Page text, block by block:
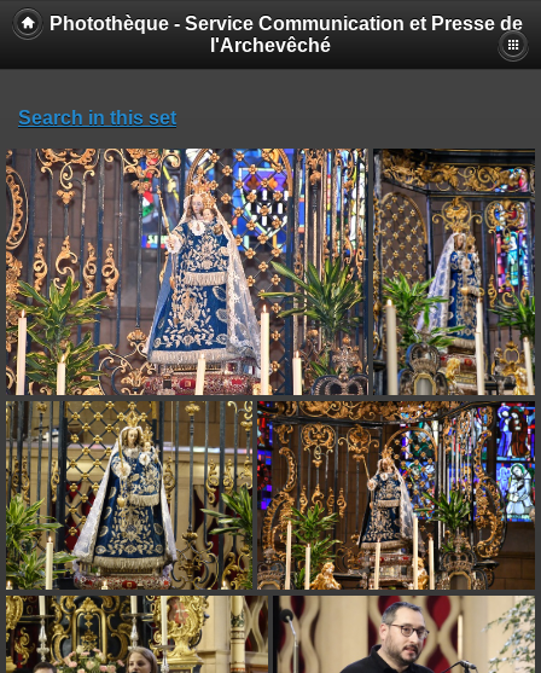
Photothèque - Service Communication et Presse de
l'Archevêché
Search in this set